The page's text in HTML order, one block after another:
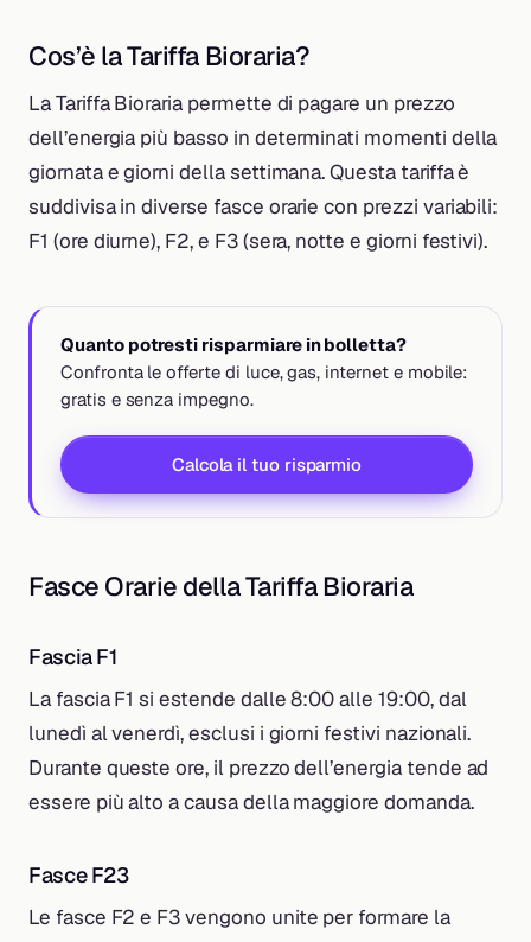
Cos’è la Tariffa Bioraria?
La Tariffa Bioraria permette di pagare un prezzo
dell’energia più basso in determinati momenti della
giornata e giorni della settimana. Questa tariffa è
suddivisa in diverse fasce orarie con prezzi variabili:
F1 (ore diurne), F2, e F3 (sera, notte e giorni festivi).
Quanto potresti risparmiare in bolletta?
Confronta le offerte di luce, gas, internet e mobile:
gratis e senza impegno.
Calcola il tuo risparmio
Fasce Orarie della Tariffa Bioraria
Fascia F1
La fascia F1 si estende dalle 8:00 alle 19:00, dal
lunedì al venerdì, esclusi i giorni festivi nazionali.
Durante queste ore, il prezzo dell’energia tende ad
essere più alto a causa della maggiore domanda.
Fasce F23
Le fasce F2 e F3 vengono unite per formare la